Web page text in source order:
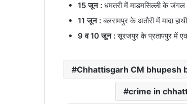
15 जून : धमतरी में माडमसिल्ली के
11 जून :बलरामपुर के अतौरी में मादा
9 व 10 जून :सूरजपुर के प्रतापपुर में एक
Chhattisgarh CM bhupesh
crime in